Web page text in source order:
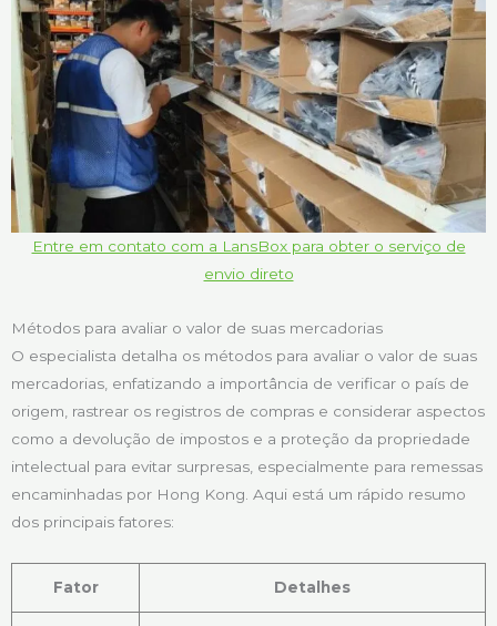
Entre em contato com a LansBox para obter o serviço de
envio direto
Métodos para avaliar o valor de suas mercadorias
O especialista detalha os métodos para avaliar o valor de suas
mercadorias, enfatizando a importância de verificar o país de
origem, rastrear os registros de compras e considerar aspectos
como a devolução de impostos e a proteção da propriedade
intelectual para evitar surpresas, especialmente para remessas
encaminhadas por Hong Kong. Aqui está um rápido resumo
dos principais fatores:
Fator Detalhes